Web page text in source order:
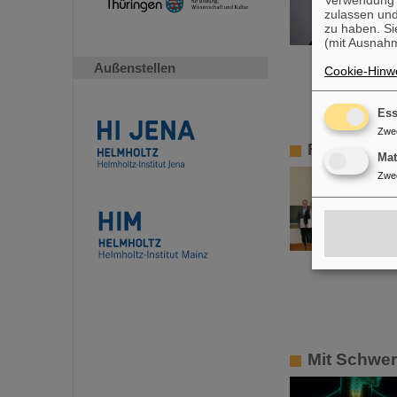
Außenstellen
FAIR-
Mit
zulassen
zu haben.
(mit
Cookie-